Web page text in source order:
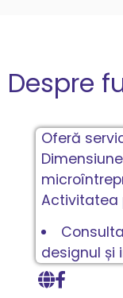
Despre
Oferă
Activitatea
designul și